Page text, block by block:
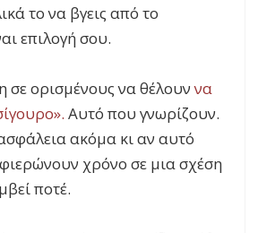
το να βγεις από το
επιλογή σου.
σε ορισμένους να θέλουννα
Αυτό που γνωρίζουν.
ακόμα κι αν αυτό
χρόνο σε μια σχέση
ποτέ.